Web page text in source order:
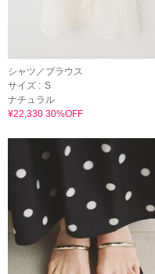
シャツ／ブラウス
サイズ : S
ナチュラル
¥22,330 30%OFF